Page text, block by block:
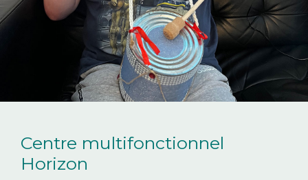
Centre multifonctionnel
Horizon